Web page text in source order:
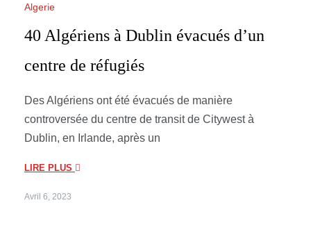
Algerie
40 Algériens à Dublin évacués d’un
centre de réfugiés
Des Algériens ont été évacués de manière
controversée du centre de transit de Citywest à
Dublin, en Irlande, après un
LIRE PLUS
Avril 6, 2023